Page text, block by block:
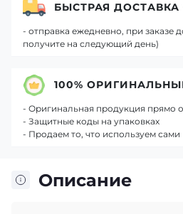
Описание
БЫСТРАЯ ДОСТАВКА
- отправка ежедневно, при заказе
получите на следующий день)
100%
- Оригинальная продукция прямо
- Защитные коды на упаковках
- Продаем то, что используем сами